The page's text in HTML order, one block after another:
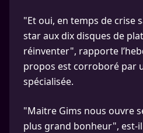
"Et oui, en temps de crise
star aux dix disques de
réinventer", rapporte
propos est corroboré par
spécialisée.
"Maitre Gims nous ouvre
plus grand bonheur", est-